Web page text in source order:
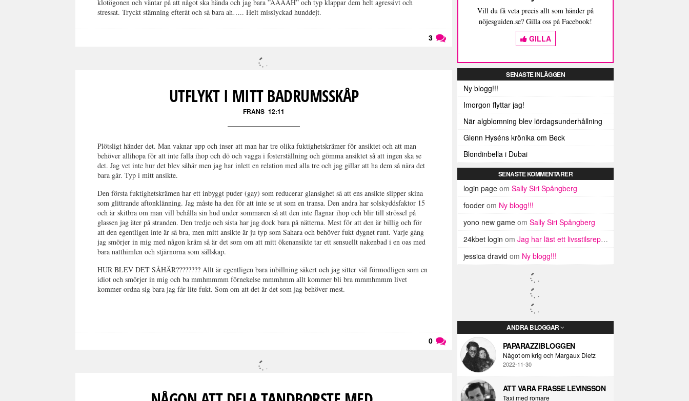
klotögonen och väntar på att något ska hända och jag bara ”AAAAH” och typ klappar dem helt agressivt och
stressat. Tryckt stämning efteråt och så bara ah….. Helt misslyckad hunddejt.
3
UTFLYKT I MITT BADRUMSSKÅP
FRANS 12:11
Plötsligt händer det. Man vaknar upp och inser att man har tre olika fuktighetskrämer för ansiktet och att man
behöver allihopa för att inte falla ihop och dö och vagga i fosterställning och gömma ansiktet så att ingen ska se
det. Jag vet inte hur det blev såhär men jag har inlett en relation med alla tre och jag gillar att ha dem så nära det
bara går. Typ i mitt ansikte.
Den första fuktighetskrämen har ett inbyggt puder (gay) som reducerar glansighet så att ens ansikte slipper skina
som glittrande aftonklänning. Jag måste ha den för att inte se ut som en transa. Den andra har solskyddsfaktor 15
och är skitbra om man vill behålla sin hud under sommaren så att den inte flagnar ihop och blir till strössel på
glassen jag äter på stranden. Den tredje och sista har jag dock bara på nätterna. Mest för att den är billig och för
att den egentligen inte är så bra, men mitt ansikte är ju typ som Sahara och behöver fukt dygnet runt. Varje gång
jag smörjer in mig med någon kräm så är det som om att mitt ökenansikte tar ett sensuellt nakenbad i en oas med
bara natthimlen och stjärnorna som sällskap.
HUR BLEV DET SÅHÄR???????? Allt är egentligen bara inbillning säkert och jag sitter väl förmodligen som en
idiot och smörjer in mig och ba mmhmmmm förnekelse mmmhmm allt kommer bli bra mmmhmmm livet
kommer ordna sig bara jag får lite fukt. Som om att det är det som jag behöver mest.
0
Vill du få veta precis allt som händer på
nöjesguiden.se? Gilla oss på Facebook!
GILLA
SENASTE INLÄGGEN
Ny blogg!!!
Imorgon flyttar jag!
När algblomning blev lördagsunderhållning
Glenn Hyséns krönika om Beck
Blondinbella i Dubai
SENASTE KOMMENTARER
login page om Sally Siri Spångberg
fooder om Ny blogg!!!
yono new game om Sally Siri Spångberg
24kbet login om Jag har läst ett livsstilsreportage!
jessica dravid om Ny blogg!!!
ANDRA BLOGGAR
PAPARAZZIBLOGGEN
Något om krig och Margaux Dietz
2022-11-30
ATT VARA FRASSE LEVINSSON
Taxi med romare